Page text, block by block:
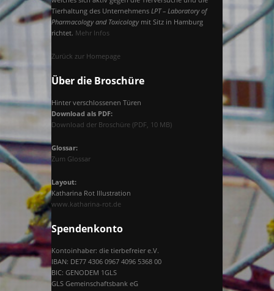
N
E
N
T
Ü
R
E
Tierhaltung des Unternehmens LPT – Laboratory of
Pharmacology and Toxicologymit Sitz in Hamburg
richtet. Mehr Infos
Zurück zur Homepage
Über die Broschüre
Hinter verschlossenen Türen
Download als PDF:
Download der Broschüre (PDF, 10 MB)
Glossar:
Zum Glossar
Layout:
Katharina Rot Illustration
www.katharina-rot.de
Spendenkonto
Kontoinhaber: die tierbefreier e.V.
IBAN: DE77 4306 0967 4096 5368 00
BIC: GENODEM 1GLS
GLS Gemeinschaftsbank eG